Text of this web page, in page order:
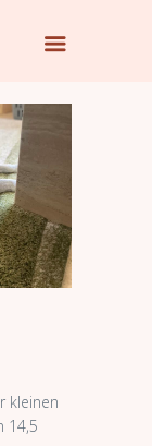
kleinen
14,5